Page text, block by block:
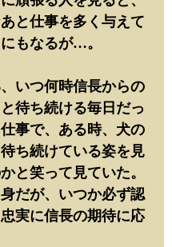
と仕事を多く与えて
もなるが…。
いつ何時信長からの
待ち続ける毎日だっ
事で、ある時、犬の
ち続けている姿を見
と笑って見ていた。
だが、いつか必ず認
実に信長の期待に応